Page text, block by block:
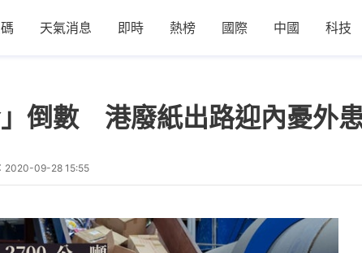
天氣消息 即時 熱榜 國際 中國 科技
」倒數 港廢紙出路迎內憂外
2020-09-28 15:55